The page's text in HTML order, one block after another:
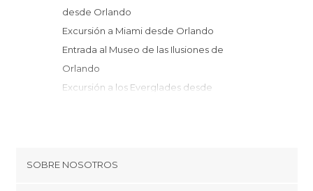
desde Orlando
Excursión a Miami desde Orlando
Entrada al Museo de las Ilusiones de
Orlando
Excursión a los Everglades desde
Everglades
SOBRE NOSOTROS